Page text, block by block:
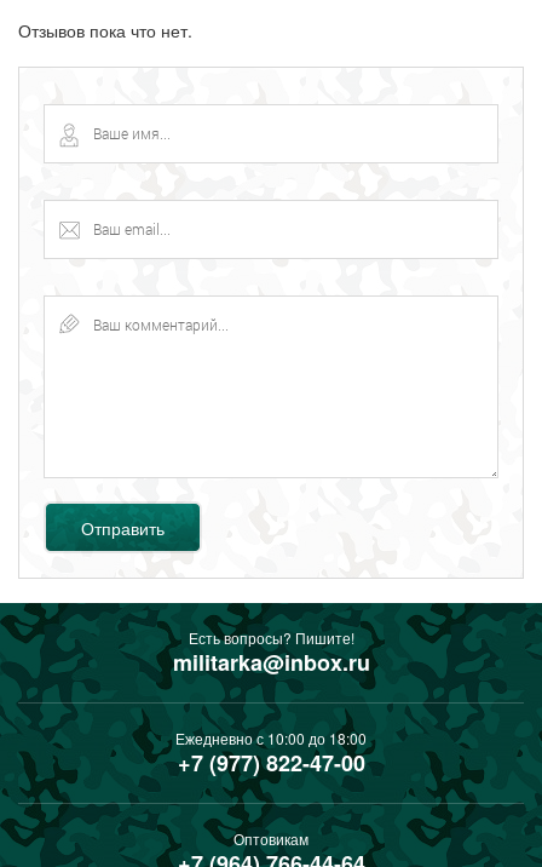
Отзывов пока что нет.
Отправить
Есть вопросы? Пишите!
militarka@inbox.ru
Ежедневно с 10:00 до 18:00
+7 (977) 822-47-00
Оптовикам